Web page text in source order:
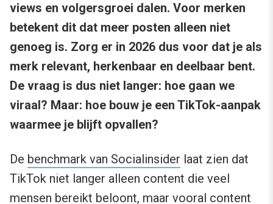
views en volgersgroei dalen. Voor merken
betekent dit dat meer posten alleen niet
genoeg is. Zorg er in 2026 dus voor dat je als
merk relevant, herkenbaar en deelbaar bent.
De vraag is dus niet langer: hoe gaan we
viraal? Maar: hoe bouw je een TikTok-aanpak
waarmee je blijft opvallen?
De benchmark van Socialinsider laat zien dat
TikTok niet langer alleen content die veel
mensen bereikt beloont, maar vooral content